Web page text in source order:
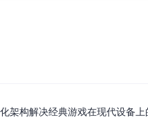
构解决经典游戏在现代设备上